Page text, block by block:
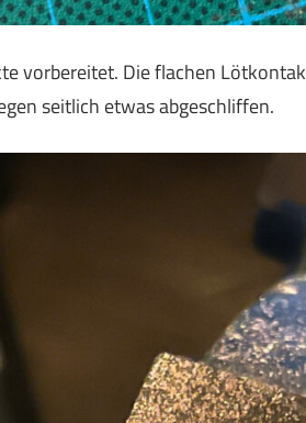
vorbereitet. Die flachen
seitlich etwas abgeschliffen.